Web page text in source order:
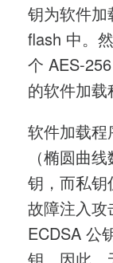
钥为软件加
flash 中。
个 AES-
的软件加载
软件加载程
（椭圆曲
钥，而私钥
故障注入攻
ECDSA 公